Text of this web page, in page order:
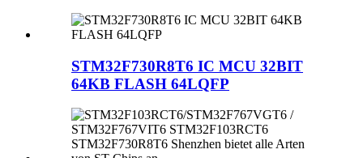
STM32F730R8T6 IC MCU 32BIT
64KB FLASH 64LQFP